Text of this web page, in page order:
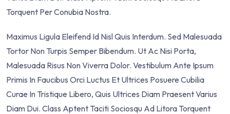
Torquent Per Conubia Nostra.
Maximus Ligula Eleifend Id Nisl Quis Interdum. Sed Malesuada
Tortor Non Turpis Semper Bibendum. Ut Ac Nisi Porta,
Malesuada Risus Non Viverra Dolor. Vestibulum Ante Ipsum
Primis In Faucibus Orci Luctus Et Ultrices Posuere Cubilia
Curae In Tristique Libero, Quis Ultrices Diam Praesent Varius
Diam Dui. Class Aptent Taciti Sociosqu Ad Litora Torquent